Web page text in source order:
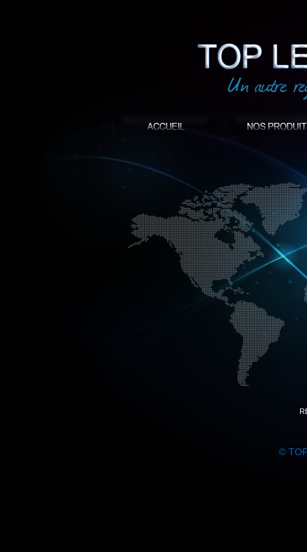
©
: Top led world
Produit décoratif led
Objet publicitaire led
éclairage blanc led
Enseigne publicitaire
Fabriquant et distributeur français
gamme à base de LED.
led, Topledworld, top led world, top
économie énergie, edf, lumière,